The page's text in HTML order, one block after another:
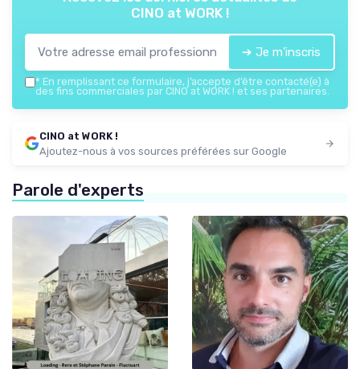
CINO at WORK !
➔ Je m'inscris
* En remplissant ce formulaire, j’accepte d’être contacté(e) à
des fins commerciales par CINO at WORK ! et ses partenaires.
CINO at WORK !
Ajoutez-nous à vos sources préférées sur Google
Parole d'experts